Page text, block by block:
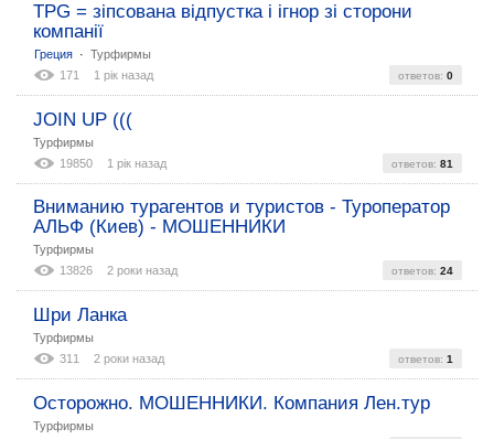
TPG = зіпсована відпустка і ігнор зі сторони
компанії
Греция Турфирмы
ответов: 0
171 1 рік назад
JOIN UP (((
Турфирмы
ответов: 81
19850 1 рік назад
Вниманию турагентов и туристов - Туроператор
АЛЬФ (Киев) - МОШЕННИКИ
Турфирмы
ответов: 24
13826 2 роки назад
Шри Ланка
Турфирмы
ответов: 1
311 2 роки назад
Осторожно. МОШЕННИКИ. Компания Лен.тур
Турфирмы